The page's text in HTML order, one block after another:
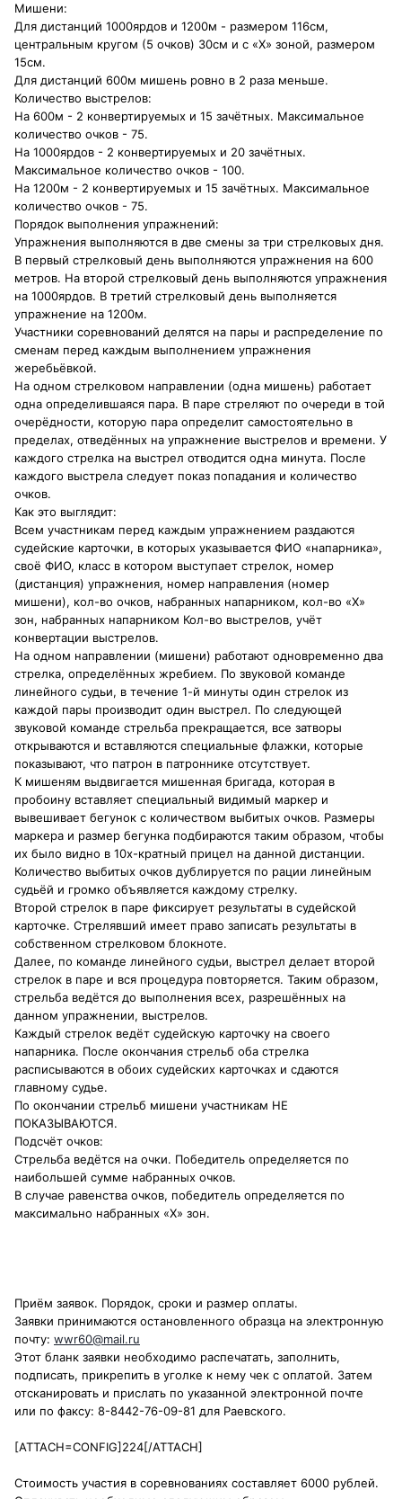
Мишени:
Для дистанций 1000ярдов и 1200м - размером 116см,
центральным кругом (5 очков) 30см и с «Х» зоной, размером
15см.
Для дистанций 600м мишень ровно в 2 раза меньше.
Количество выстрелов:
На 600м - 2 конвертируемых и 15 зачётных. Максимальное
количество очков - 75.
На 1000ярдов - 2 конвертируемых и 20 зачётных.
Максимальное количество очков - 100.
На 1200м - 2 конвертируемых и 15 зачётных. Максимальное
количество очков - 75.
Порядок выполнения упражнений:
Упражнения выполняются в две смены за три стрелковых дня.
В первый стрелковый день выполняются упражнения на 600
метров. На второй стрелковый день выполняются упражнения
на 1000ярдов. В третий стрелковый день выполняется
упражнение на 1200м.
Участники соревнований делятся на пары и распределение по
сменам перед каждым выполнением упражнения
жеребьёвкой.
На одном стрелковом направлении (одна мишень) работает
одна определившаяся пара. В паре стреляют по очереди в той
очерёдности, которую пара определит самостоятельно в
пределах, отведённых на упражнение выстрелов и времени. У
каждого стрелка на выстрел отводится одна минута. После
каждого выстрела следует показ попадания и количество
очков.
Как это выглядит:
Всем участникам перед каждым упражнением раздаются
судейские карточки, в которых указывается ФИО «напарника»,
своё ФИО, класс в котором выступает стрелок, номер
(дистанция) упражнения, номер направления (номер
мишени), кол-во очков, набранных напарником, кол-во «Х»
зон, набранных напарником Кол-во выстрелов, учёт
конвертации выстрелов.
На одном направлении (мишени) работают одновременно два
стрелка, определённых жребием. По звуковой команде
линейного судьи, в течение 1-й минуты один стрелок из
каждой пары производит один выстрел. По следующей
звуковой команде стрельба прекращается, все затворы
открываются и вставляются специальные флажки, которые
показывают, что патрон в патроннике отсутствует.
К мишеням выдвигается мишенная бригада, которая в
пробоину вставляет специальный видимый маркер и
вывешивает бегунок с количеством выбитых очков. Размеры
маркера и размер бегунка подбираются таким образом, чтобы
их было видно в 10х-кратный прицел на данной дистанции.
Количество выбитых очков дублируется по рации линейным
судьёй и громко объявляется каждому стрелку.
Второй стрелок в паре фиксирует результаты в судейской
карточке. Стрелявший имеет право записать результаты в
собственном стрелковом блокноте.
Далее, по команде линейного судьи, выстрел делает второй
стрелок в паре и вся процедура повторяется. Таким образом,
стрельба ведётся до выполнения всех, разрешённых на
данном упражнении, выстрелов.
Каждый стрелок ведёт судейскую карточку на своего
напарника. После окончания стрельб оба стрелка
расписываются в обоих судейских карточках и сдаются
главному судье.
По окончании стрельб мишени участникам НЕ
ПОКАЗЫВАЮТСЯ.
Подсчёт очков:
Стрельба ведётся на очки. Победитель определяется по
наибольшей сумме набранных очков.
В случае равенства очков, победитель определяется по
максимально набранных «Х» зон.
Приём заявок. Порядок, сроки и размер оплаты.
Заявки принимаются остановленного образца на электронную
почту: wwr60@mail.ru
Этот бланк заявки необходимо распечатать, заполнить,
подписать, прикрепить в уголке к нему чек с оплатой. Затем
отсканировать и прислать по указанной электронной почте
или по факсу: 8-8442-76-09-81 для Раевского.
[ATTACH=CONFIG]224[/ATTACH]
Стоимость участия в соревнованиях составляет 6000 рублей.